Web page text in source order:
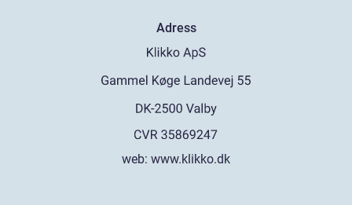
Adress
web: www.klikko.dk